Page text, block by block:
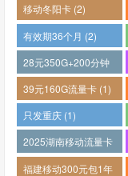
移动冬阳卡 (2)
有效期36个月 (2)
28元350G+200分钟
(1)
39元160G流量卡 (1)
只发重庆 (1)
2025湖南移动流量卡
哪个好 (1)
福建移动300元包1年